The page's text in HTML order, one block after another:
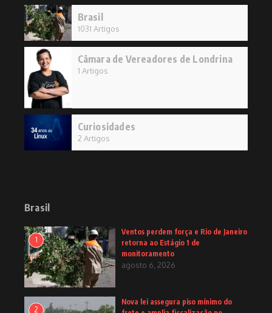
Brasil
1031 Artigos
Câmara de Vereadores de Londrina
1 Artigos
Curiosidades
2 Artigos
Brasil
1
Ventos perdem força e Rio de Janeiro
retorna ao Estágio 1 de
monitoramento
agosto 6, 2026
2
Nova lei assegura piso mínimo do